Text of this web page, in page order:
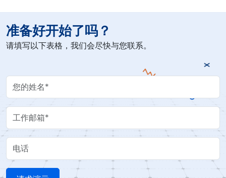
准备好开始了吗？
请填写以下表格，我们会尽快与您联系。
Your Name
Work Email
电话